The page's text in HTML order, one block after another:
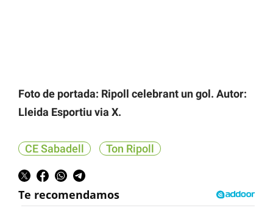
Foto de portada: Ripoll celebrant un gol. Autor:
Lleida Esportiu via X.
CE Sabadell Ton Ripoll